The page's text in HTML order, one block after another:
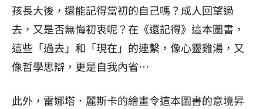
孩長大後，還能記得當初的自己嗎？成人回望過
去，又是否無悔初衷呢？在《還記得》這本圖書，
這些「過去」和「現在」的連繫，像心靈雞湯，又
像哲學思辯，更是自我內省⋯
此外，雷娜塔．麗斯卡的繪畫令這本圖書的意境昇